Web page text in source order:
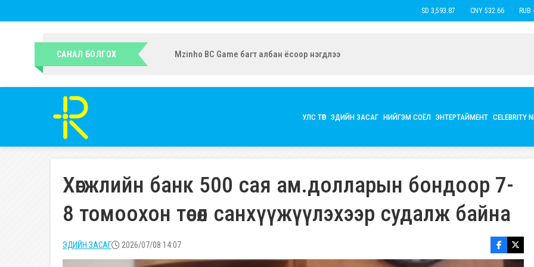
USD 3,593.87 CNY 532.66 RUB
САНАЛ БОЛГОХ УИХ-ын гишүүн Ч.Ундрамын экс нөхөр Б.Наранцацралт найзтай нь ханилан, бүл нэмжээ
УЛС ТӨР ЭДИЙН ЗАСАГ НИЙГЭМ СОЁЛ ЭНТЕРТАЙМЕНТ CELEBRITY
Хөгжлийн банк 500 сая ам.долларын бондоор 7-
8 томоохон төсөл санхүүжүүлэхээр судалж байна
ЭДИЙН ЗАСАГ 2026/07/08 14:07